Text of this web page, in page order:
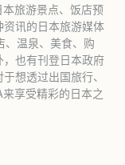
本旅游景点、饭店预
讯的日本旅游媒体
、温泉、美食、购
也有刊登日本政府
想透过出国旅行、
享受精彩的日本之